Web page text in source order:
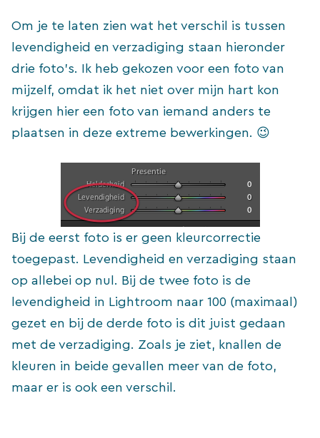
Om je te laten zien wat het verschil is tussen
levendigheid en verzadiging staan hieronder
drie foto’s. Ik heb gekozen voor een foto van
mijzelf, omdat ik het niet over mijn hart kon
krijgen hier een foto van iemand anders te
plaatsen in deze extreme bewerkingen. 😉
Bij de eerst foto is er geen kleurcorrectie
toegepast. Levendigheid en verzadiging staan
op allebei op nul. Bij de twee foto is de
levendigheid in Lightroom naar 100 (maximaal)
gezet en bij de derde foto is dit juist gedaan
met de verzadiging. Zoals je ziet, knallen de
kleuren in beide gevallen meer van de foto,
maar er is ook een verschil.